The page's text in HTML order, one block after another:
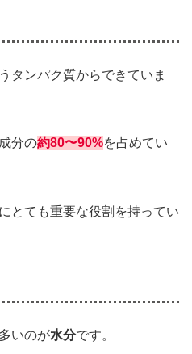
タンパク質からできていま
分の約80〜90%を占めてい
とても重要な役割を持ってい
いのが水分です。